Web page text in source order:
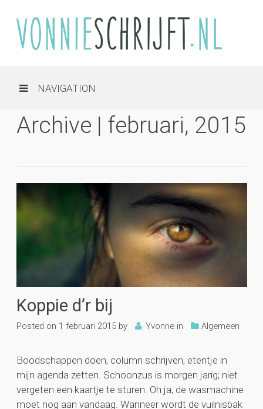
NAVIGATION
Archive | februari, 2015
Koppie d’r bij
Posted on 1 februari 2015 by Yvonne in Algemeen
Boodschappen doen, column schrijven, etentje in
mijn agenda zetten. Schoonzus is morgen jarig; niet
vergeten een kaartje te sturen. Oh ja, de wasmachine
moet nog aan vandaag. Wanneer wordt de vuilnisbak